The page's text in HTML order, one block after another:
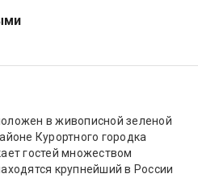
в живописной зеленой
Курортного городка
гостей множеством
крупнейший в России